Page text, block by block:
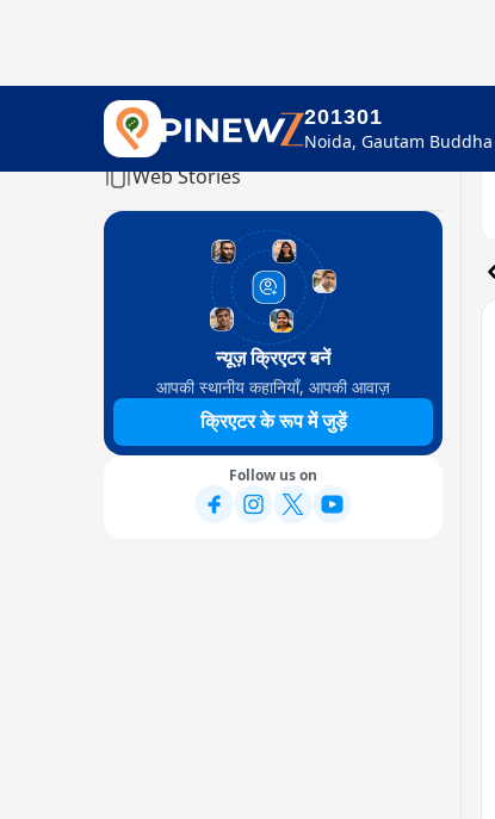
201301
Home
Web Stories
न्यूज़ क्रिएटर बनें
आपकी स्थानीय कहानियाँ, आपकी आवाज़
क्रिएटर के रूप में जुड़ें
Follow us on